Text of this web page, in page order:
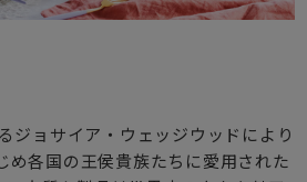
ジョサイア・ウェッジウッドにより
め各国の王侯貴族たちに愛用された